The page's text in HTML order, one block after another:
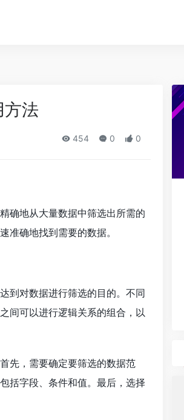
法
454 0 0
确地从大量数据中筛选出所需的
准确地找到需要的数据。
到对数据进行筛选的目的。不同
间可以进行逻辑关系的组合，以
先，需要确定要筛选的数据范
括字段、条件和值。最后，选择